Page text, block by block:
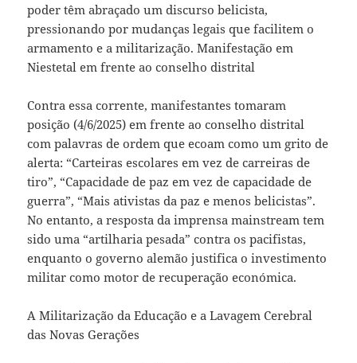
poder têm abraçado um discurso belicista,
pressionando por mudanças legais que facilitem o
armamento e a militarização. Manifestação em
Niestetal em frente ao conselho distrital
Contra essa corrente, manifestantes tomaram
posição (4/6/2025) em frente ao conselho distrital
com palavras de ordem que ecoam como um grito de
alerta: “Carteiras escolares em vez de carreiras de
tiro”, “Capacidade de paz em vez de capacidade de
guerra”, “Mais ativistas da paz e menos belicistas”.
No entanto, a resposta da imprensa mainstream tem
sido uma “artilharia pesada” contra os pacifistas,
enquanto o governo alemão justifica o investimento
militar como motor de recuperação económica.
A Militarização da Educação e a Lavagem Cerebral
das Novas Gerações